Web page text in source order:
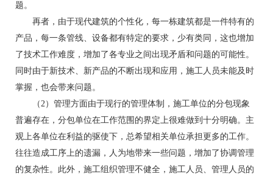
题。
再者，由于现代建筑的个性化，每一栋建筑都是一件特有的
产品，每一条管线、设备都有特定的要求，少有类同，这也增加
了技术工作难度，增加了各专业之间出现矛盾和问题的可能性。
同时由于新技术、新产品的不断出现和应用，施工人员未能及时
掌握，也会带来问题。
（2）管理方面由于现行的管理体制，施工单位的分包现象
普遍存在，分包单位在工作范围的界定上很难做到十分明确。主
观上各单位在利益的驱使下，总希望相关单位承担更多的工作。
往往造成工序上的遗漏，人为地带来一些问题，增加了协调管理
的复杂性。此外，施工组织管理不健全，施工人员、管理人员的